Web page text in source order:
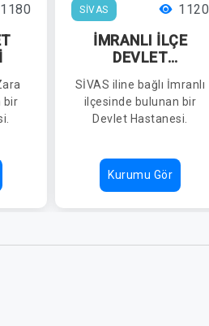
1180
bir
SİVAS 1120
İMRANLI İLÇE
DEVLET
SİVAS iline bağlı İmranlı
ilçesinde bulunan bir
Devlet Hastanesi.
Kurumu Gör